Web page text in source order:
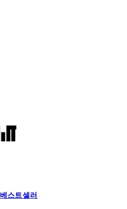
스트셀러